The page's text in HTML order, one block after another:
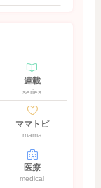
連載
series
ママトピ
mama
医療
medical